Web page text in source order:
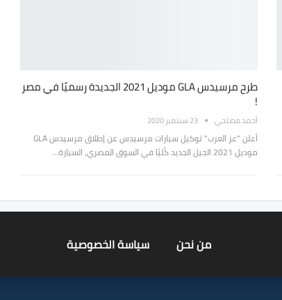
طرح مرسيدس GLA موديل 2021 الجديدة رسميًا في مصر
!
أحمد مصلحي 23 سبتمبر 2020
أعلن "عز العرب" توكيل سيارات مرسيدس عن إطلاق مرسيدس GLA
موديل 2021 الجيل الجديد كُليًا في السوق المصري، السيارة…
من نحن سياسة الخصوصية